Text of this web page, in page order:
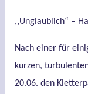
,,Unglaublich“ –
Nach einer für
kurzen,
20.06. den